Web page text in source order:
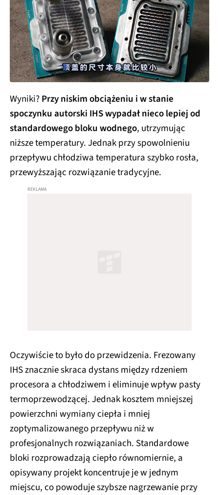
Wyniki?Przy niskim obciążeniu i w stanie
spoczynku autorski IHS wypadał nieco lepiej od
standardowego bloku wodnego, utrzymując
niższe temperatury. Jednak przy spowolnieniu
przepływu chłodziwa temperatura szybko rosła,
przewyższając rozwiązanie tradycyjne.
Oczywiście to było do przewidzenia. Frezowany
IHS znacznie skraca dystans między rdzeniem
procesora a chłodziwem i eliminuje wpływ pasty
termoprzewodzącej. Jednak kosztem mniejszej
powierzchni wymiany ciepła i mniej
zoptymalizowanego przepływu niż w
profesjonalnych rozwiązaniach. Standardowe
bloki rozprowadzają ciepło równomiernie, a
opisywany projekt koncentruje je w jednym
miejscu, co powoduje szybsze nagrzewanie przy